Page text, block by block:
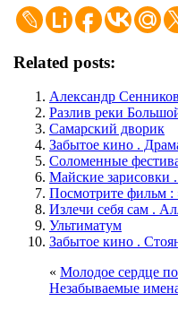
Related posts:
Александр
Разлив реки
Самарский дворик
Забытое кино .
Соломенные
Майские зарисовки
Посмотрите фильм :
Излечи себя сам .
Ультиматум
Забытое кино .
« Молодое сердце
Незабываемые